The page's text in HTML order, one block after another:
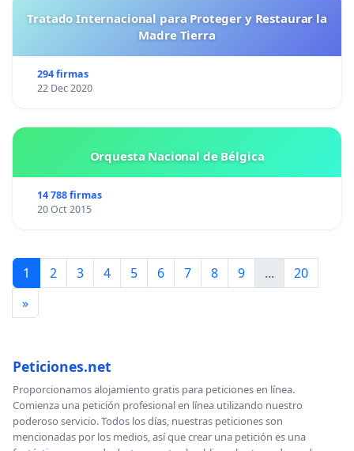
Tratado Internacional para Proteger y Restaurar la
Madre Tierra
294 firmas
22 Dec 2020
Orquesta Nacional de Bélgica
14 788 firmas
20 Oct 2015
1 2 3 4 5 6 7 8 9 ...
20
»
Peticiones.net
Proporcionamos alojamiento gratis para peticiones en línea.
Comienza una petición profesional en línea utilizando nuestro
poderoso servicio. Todos los días, nuestras peticiones son
mencionadas por los medios, así que crear una petición es una